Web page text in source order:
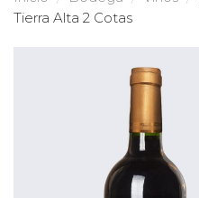
Tierra Alta 2 Cotas